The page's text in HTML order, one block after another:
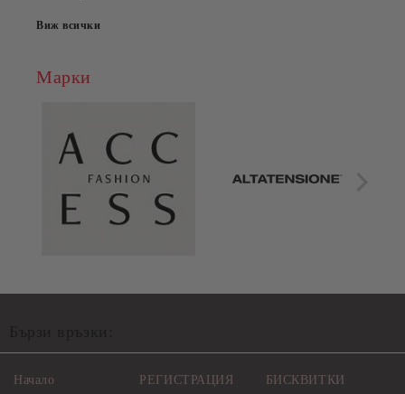
Виж всички
Марки
Начало РЕГИСТРАЦИЯ БИСКВИТКИ